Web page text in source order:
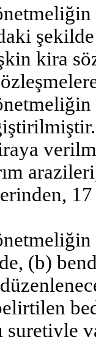
kira
(b)
suretiyle